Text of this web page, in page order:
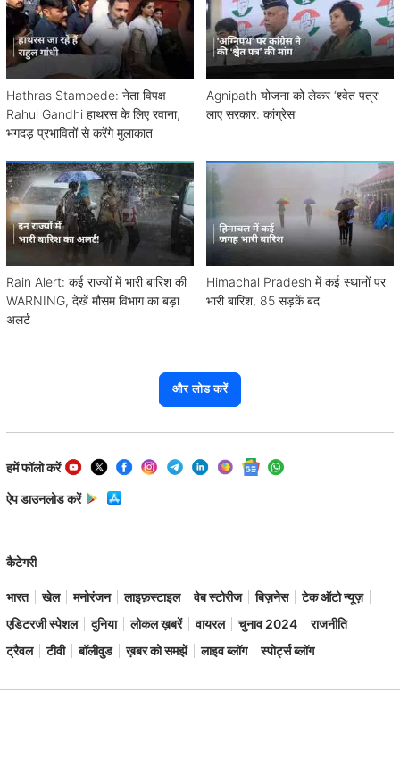
Hathras Stampede: नेता विपक्ष
Rahul Gandhi हाथरस के लिए रवाना,
भगदड़ प्रभावितों से करेंगे मुलाकात
Agnipath योजना को लेकर ‘श्वेत पत्र’
लाए सरकार: कांग्रेस
Rain Alert: कई राज्यों में भारी बारिश की
WARNING, देखें मौसम विभाग का बड़ा
अलर्ट
Himachal Pradesh में कई स्थानों पर
भारी बारिश, 85 सड़कें बंद
और लोड करें
हमें फॉलो करें
ऐप डाउनलोड करें
कैटेगरी
भारत खेल मनोरंजन लाइफ़स्टाइल वेब स्टोरीज बिज़नेस
टेक ऑटो न्यूज़
एडिटरजी स्पेशल
दुनिया लोकल ख़बरें वायरल चुनाव 2024
राजनीति
ट्रैवल
टीवी बॉलीवुड ख़बर को समझें लाइव ब्लॉग स्पोर्ट्स ब्लॉग